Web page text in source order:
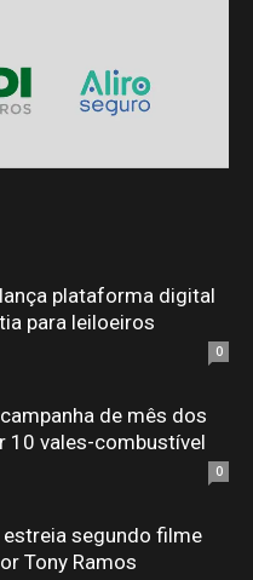
plataforma digital
para leiloeiros
0
de mês dos
10 vales-combustível
0
estreia segundo filme
Tony Ramos